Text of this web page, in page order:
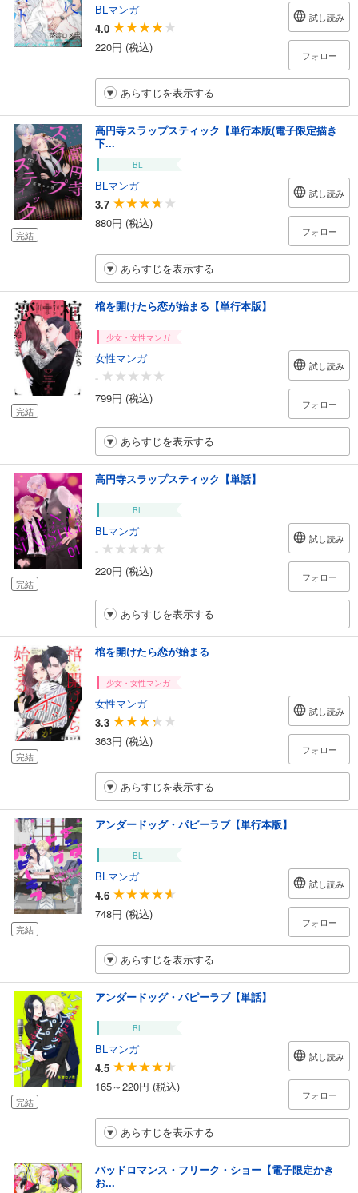
BLマンガ
4.0
220円 (税込)
試し読み
フォロー
あらすじを表示する
完結
高円寺スラップスティック【単行本版(電子限定描き
下...
BL
BLマンガ
3.7
880円 (税込)
試し読み
フォロー
あらすじを表示する
完結
棺を開けたら恋が始まる【単行本版】
少女・女性マンガ
女性マンガ
-
799円 (税込)
試し読み
フォロー
あらすじを表示する
完結
高円寺スラップスティック【単話】
BL
BLマンガ
-
220円 (税込)
試し読み
フォロー
あらすじを表示する
完結
棺を開けたら恋が始まる
少女・女性マンガ
女性マンガ
3.3
363円 (税込)
試し読み
フォロー
あらすじを表示する
完結
アンダードッグ・パピーラブ【単行本版】
BL
BLマンガ
4.6
748円 (税込)
試し読み
フォロー
あらすじを表示する
完結
アンダードッグ・パピーラブ【単話】
BL
BLマンガ
4.5
165～220円 (税込)
試し読み
フォロー
あらすじを表示する
バッドロマンス・フリーク・ショー【電子限定かき
お...